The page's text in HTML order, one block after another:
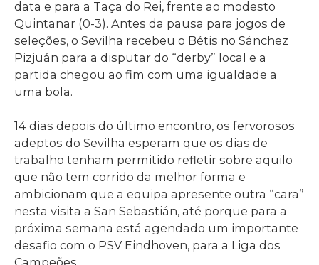
data e para a Taça do Rei, frente ao modesto
Quintanar (0-3). Antes da pausa para jogos de
seleções, o Sevilha recebeu o Bétis no Sánchez
Pizjuán para a disputar do “derby” local e a
partida chegou ao fim com uma igualdade a
uma bola.
14 dias depois do último encontro, os fervorosos
adeptos do Sevilha esperam que os dias de
trabalho tenham permitido refletir sobre aquilo
que não tem corrido da melhor forma e
ambicionam que a equipa apresente outra “cara”
nesta visita a San Sebastián, até porque para a
próxima semana está agendado um importante
desafio com o PSV Eindhoven, para a Liga dos
Campeões.